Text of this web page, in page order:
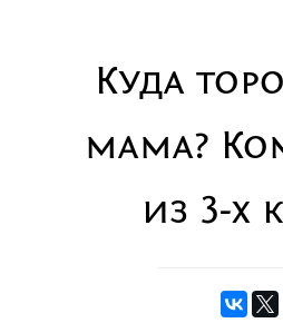
Куда
мама?
из 3-х